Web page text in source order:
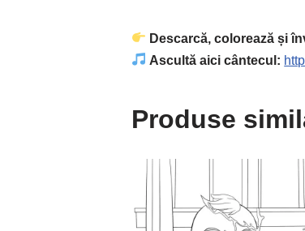
Descarcă, colorează și
Ascultă aici cântecul:
Produse